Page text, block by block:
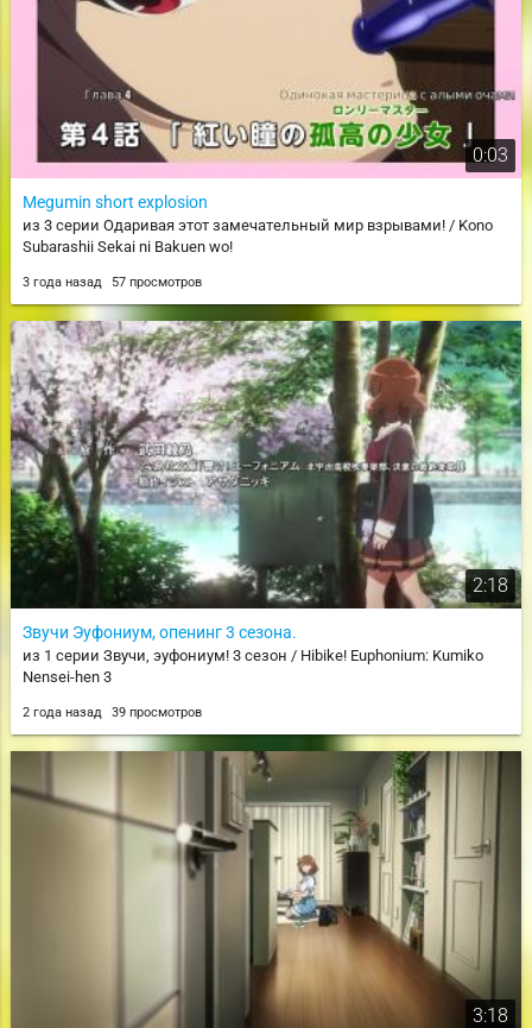
0:03
Megumin short explosion
из 3 серии Одаривая этот замечательный мир взрывами! / Kono
Subarashii Sekai ni Bakuen wo!
3 года назад 57 просмотров
2:18
Звучи Эуфониум, опенинг 3 сезона.
из 1 серии Звучи, эуфониум! 3 сезон / Hibike! Euphonium: Kumiko
Nensei-hen 3
2 года назад 39 просмотров
3:18